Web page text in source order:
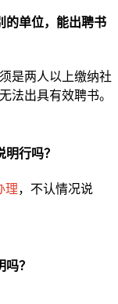
的单位，能出聘书
是两人以上缴纳社
法出具有效聘书。
行吗？
理，不认情况说
？